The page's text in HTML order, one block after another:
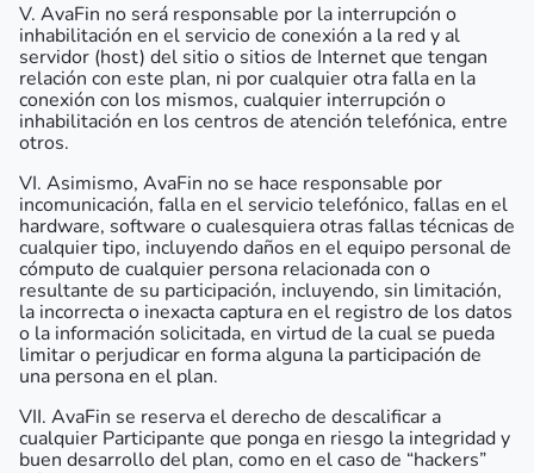
V. AvaFin no será responsable por la interrupción o
inhabilitación en el servicio de conexión a la red y al
servidor (host) del sitio o sitios de Internet que tengan
relación con este plan, ni por cualquier otra falla en la
conexión con los mismos, cualquier interrupción o
inhabilitación en los centros de atención telefónica, entre
otros.
VI. Asimismo, AvaFin no se hace responsable por
incomunicación, falla en el servicio telefónico, fallas en el
hardware, software o cualesquiera otras fallas técnicas de
cualquier tipo, incluyendo daños en el equipo personal de
cómputo de cualquier persona relacionada con o
resultante de su participación, incluyendo, sin limitación,
la incorrecta o inexacta captura en el registro de los datos
o la información solicitada, en virtud de la cual se pueda
limitar o perjudicar en forma alguna la participación de
una persona en el plan.
VII. AvaFin se reserva el derecho de descalificar a
cualquier Participante que ponga en riesgo la integridad y
buen desarrollo del plan, como en el caso de “hackers”